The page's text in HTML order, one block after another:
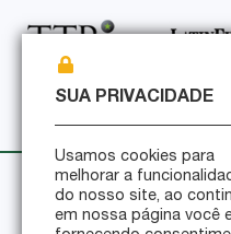
Política
Política de
Certificações de
SUA PRIVACIDADE
Usamos cookies para
melhorar a
do nosso site, ao
em nossa página você